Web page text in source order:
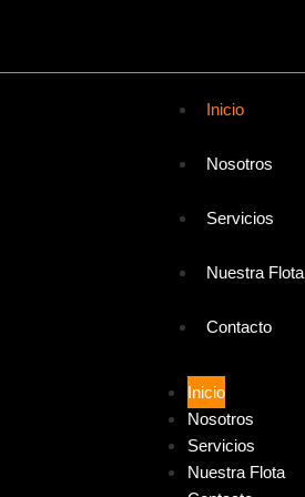
Inicio
Nosotros
Servicios
Nuestra Flota
Contacto
Inicio
Nosotros
Servicios
Nuestra Flota